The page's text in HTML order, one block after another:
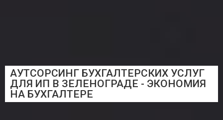
АУТСОРСИНГ БУХГАЛТЕРСКИХ УСЛУГ
ДЛЯ ИП В ЗЕЛЕНОГРАДЕ - ЭКОНОМИЯ
НА БУХГАЛТЕРЕ